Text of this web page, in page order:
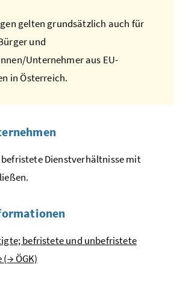
gelten grundsätzlich auch für
und
Unternehmer aus EU-
in Österreich.
Dienstverhältnisse mit
befristete und unbefristete
(→ ÖGK)